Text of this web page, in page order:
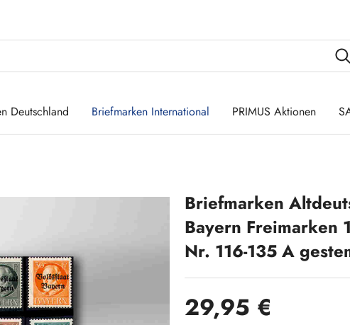
Deutschland Briefmarken International PRIMUS Aktionen
Briefmarken
Bayern Freimarken
Nr. 116-135 A
Regulärer Preis:
29,95 €